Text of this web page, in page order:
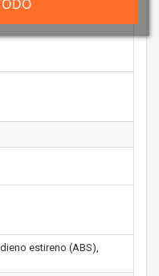
estireno (ABS),